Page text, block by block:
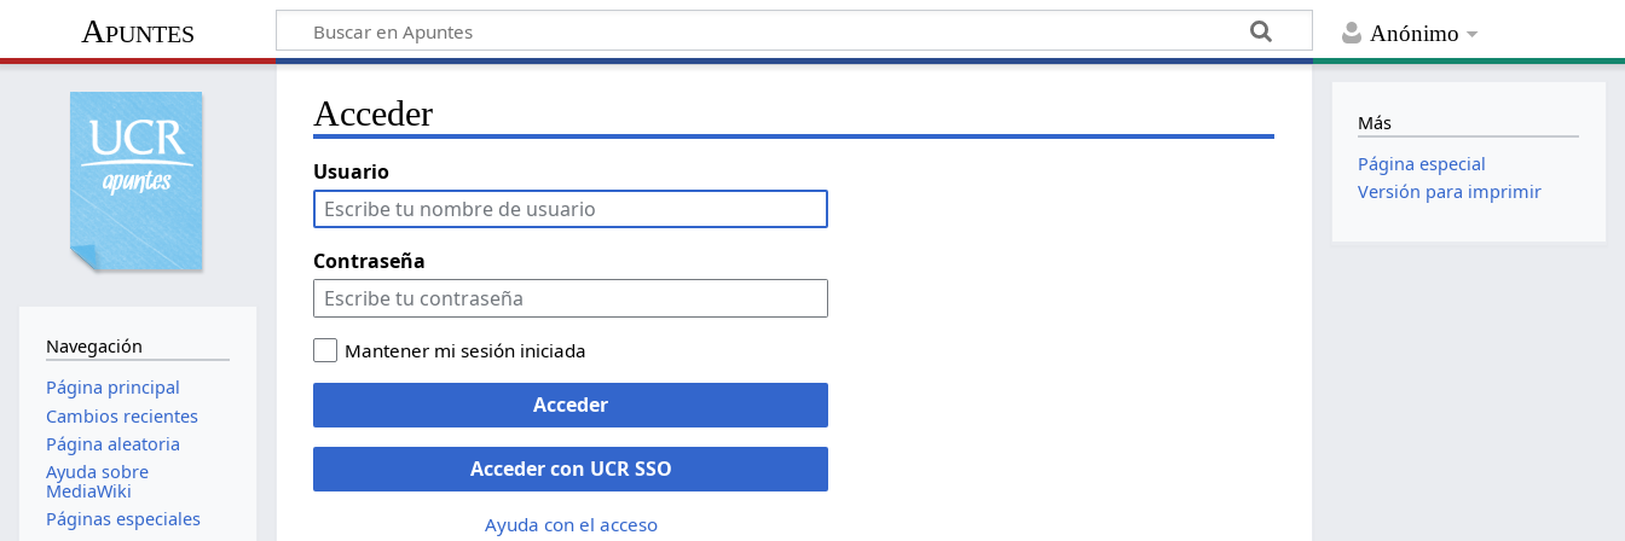
Anónimo
Apuntes
Acceder
Usuario
Contraseña
Mantener mi sesión iniciada
Acceder
Acceder con UCR SSO
Ayuda con el acceso
Navegación
Página principal
Cambios recientes
Página aleatoria
Ayuda sobre
MediaWiki
Páginas especiales
Más
Página especial
Versión para imprimir